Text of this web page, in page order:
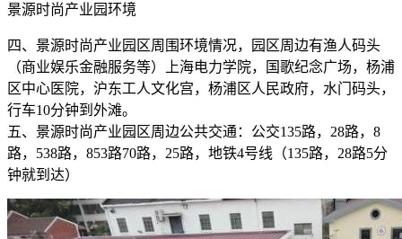
景源时尚产业园环境
四、景源时尚产业园区周围环境情况，园区周边有渔人码头
（商业娱乐金融服务等）上海电力学院，国歌纪念广场，杨浦
区中心医院，沪东工人文化宫，杨浦区人民政府，水门码头，
行车10分钟到外滩。
五、景源时尚产业园区周边公共交通：公交135路，28路，8
路，538路，853路70路，25路，地铁4号线（135路，28路5分
钟就到达）